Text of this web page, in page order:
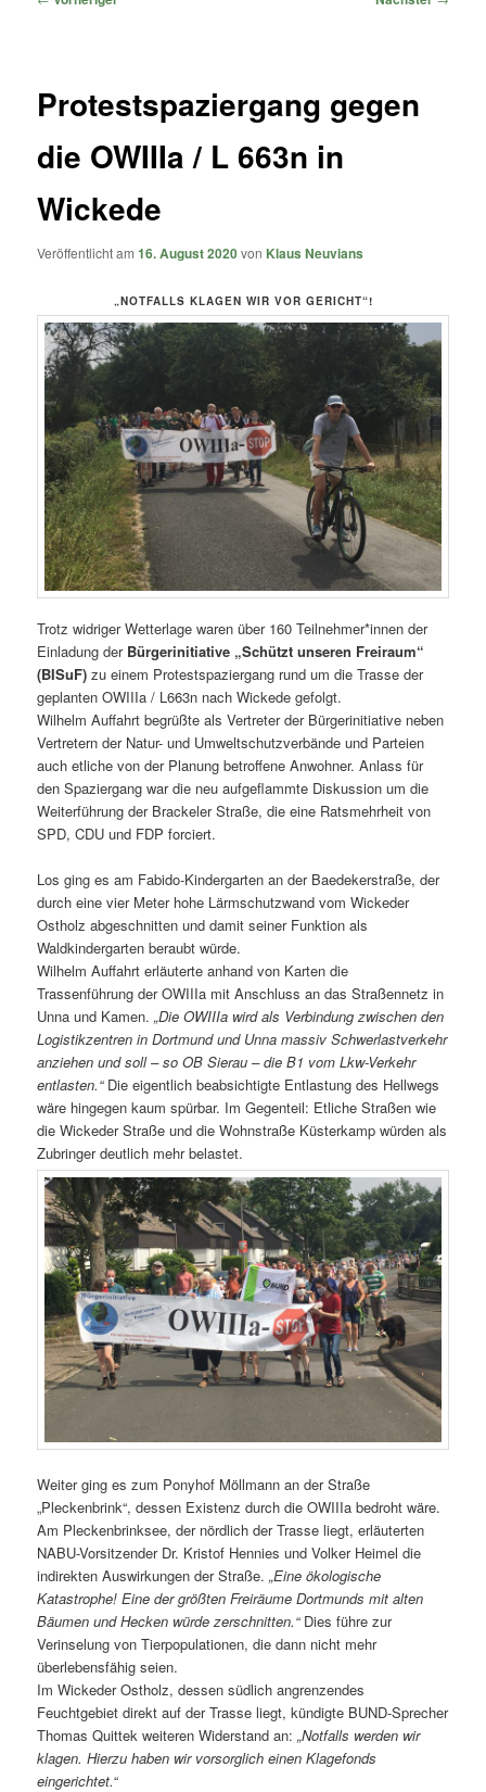
Protestspaziergang gegen
die OWIIIa / L 663n in
Wickede
Veröffentlicht am16. August 2020von Klaus Neuvians
„NOTFALLS KLAGEN WIR VOR GERICHT“!
Trotz widriger Wetterlage waren über 160 Teilnehmer*innen der
Einladung der Bürgerinitiative „Schützt unseren Freiraum“
(BISuF) zu einem Protestspaziergang rund um die Trasse der
geplanten OWIIIa / L663n nach Wickede gefolgt.
Wilhelm Auffahrt begrüßte als Vertreter der Bürgerinitiative neben
Vertretern der Natur- und Umweltschutzverbände und Parteien
auch etliche von der Planung betroffene Anwohner. Anlass für
den Spaziergang war die neu aufgeflammte Diskussion um die
Weiterführung der Brackeler Straße, die eine Ratsmehrheit von
SPD, CDU und FDP forciert.
Los ging es am Fabido-Kindergarten an der Baedekerstraße, der
durch eine vier Meter hohe Lärmschutzwand vom Wickeder
Ostholz abgeschnitten und damit seiner Funktion als
Waldkindergarten beraubt würde.
Wilhelm Auffahrt erläuterte anhand von Karten die
Trassenführung der OWIIIa mit Anschluss an das Straßennetz in
Unna und Kamen.„Die OWIIIa wird als Verbindung zwischen den
Logistikzentren in Dortmund und Unna massiv Schwerlastverkehr
anziehen und soll – so OB Sierau – die B1 vom Lkw-Verkehr
entlasten.“ Die eigentlich beabsichtigte Entlastung des Hellwegs
wäre hingegen kaum spürbar. Im Gegenteil: Etliche Straßen wie
die Wickeder Straße und die Wohnstraße Küsterkamp würden als
Zubringer deutlich mehr belastet.
Weiter ging es zum Ponyhof Möllmann an der Straße
„Pleckenbrink“, dessen Existenz durch die OWIIIa bedroht wäre.
Am Pleckenbrinksee, der nördlich der Trasse liegt, erläuterten
NABU-Vorsitzender Dr. Kristof Hennies und Volker Heimel die
indirekten Auswirkungen der Straße.„Eine ökologische
Katastrophe! Eine der größten Freiräume Dortmunds mit alten
Bäumen und Hecken würde zerschnitten.“ Dies führe zur
Verinselung von Tierpopulationen, die dann nicht mehr
überlebensfähig seien.
Im Wickeder Ostholz, dessen südlich angrenzendes
Feuchtgebiet direkt auf der Trasse liegt, kündigte BUND-Sprecher
Thomas Quittek weiteren Widerstand an:„Notfalls werden wir
klagen. Hierzu haben wir vorsorglich einen Klagefonds
eingerichtet.“